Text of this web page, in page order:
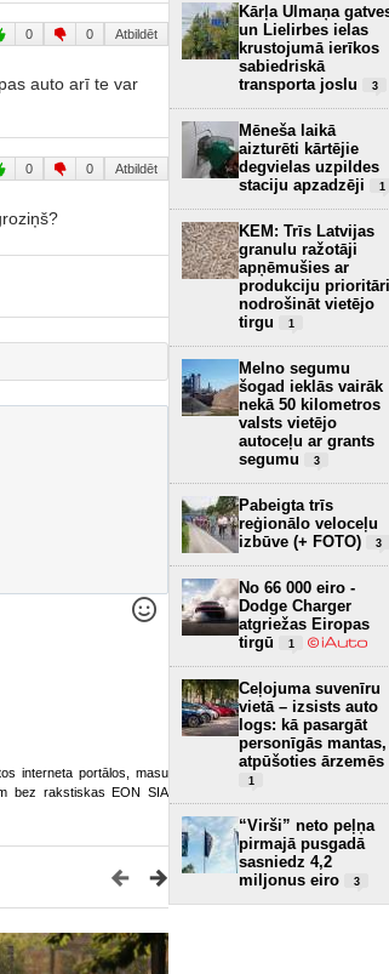
0 0 Atbildēt
auto arī te var
0 0 Atbildēt
interneta portālos, masu
bez rakstiskas EON SIA
Kārļa Ulmaņa
un Lielirbes ielas
krustojumā ierīkos
sabiedriskā
transporta joslu
3
Mēneša laikā
aizturēti kārtējie
degvielas uzpildes
staciju apzadzēji
1
KEM: Trīs Latvijas
granulu ražotāji
apņēmušies ar
produkciju prioritāri
nodrošināt vietējo
tirgu
1
Melno segumu
šogad ieklās vairāk
nekā 50 kilometros
valsts vietējo
autoceļu ar grants
segumu
3
Pabeigta trīs
reģionālo veloceļu
izbūve (+ FOTO)
3
No 66 000 eiro -
Dodge Charger
atgriežas Eiropas
tirgū
1
Ceļojuma suvenīru
vietā – izsists auto
logs: kā pasargāt
personīgās mantas,
atpūšoties ārzemēs
1
“Virši” neto peļņa
pirmajā pusgadā
sasniedz 4,2
miljonus eiro
3